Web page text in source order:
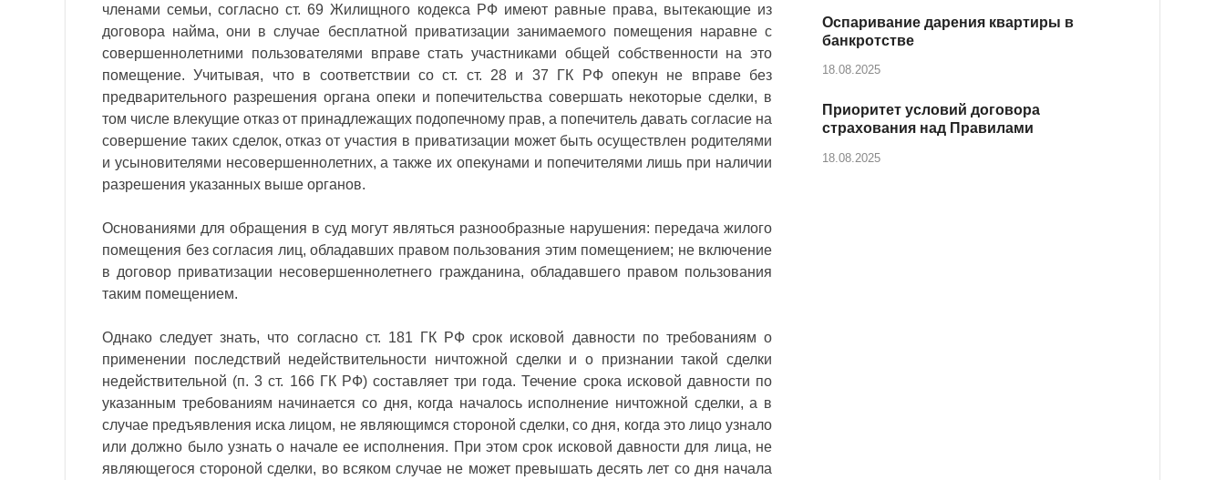
членами семьи, согласно ст. 69 Жилищного кодекса РФ имеют равные права, вытекающие из
договора найма, они в случае бесплатной приватизации занимаемого помещения наравне с
совершеннолетними пользователями вправе стать участниками общей собственности на это
помещение. Учитывая, что в соответствии со ст. ст. 28 и 37 ГК РФ опекун не вправе без
предварительного разрешения органа опеки и попечительства совершать некоторые сделки, в
том числе влекущие отказ от принадлежащих подопечному прав, а попечитель давать согласие на
совершение таких сделок, отказ от участия в приватизации может быть осуществлен родителями
и усыновителями несовершеннолетних, а также их опекунами и попечителями лишь при наличии
разрешения указанных выше органов.
Основаниями для обращения в суд могут являться разнообразные нарушения: передача жилого
помещения без согласия лиц, обладавших правом пользования этим помещением; не включение
в договор приватизации несовершеннолетнего гражданина, обладавшего правом пользования
таким помещением.
Однако следует знать, что согласно ст. 181 ГК РФ срок исковой давности по требованиям о
применении последствий недействительности ничтожной сделки и о признании такой сделки
недействительной (п. 3 ст. 166 ГК РФ) составляет три года. Течение срока исковой давности по
указанным требованиям начинается со дня, когда началось исполнение ничтожной сделки, а в
случае предъявления иска лицом, не являющимся стороной сделки, со дня, когда это лицо узнало
или должно было узнать о начале ее исполнения. При этом срок исковой давности для лица, не
являющегося стороной сделки, во всяком случае не может превышать десять лет со дня начала
Оспаривание дарения квартиры в
банкротстве
18.08.2025
Приоритет условий договора
страхования над Правилами
18.08.2025